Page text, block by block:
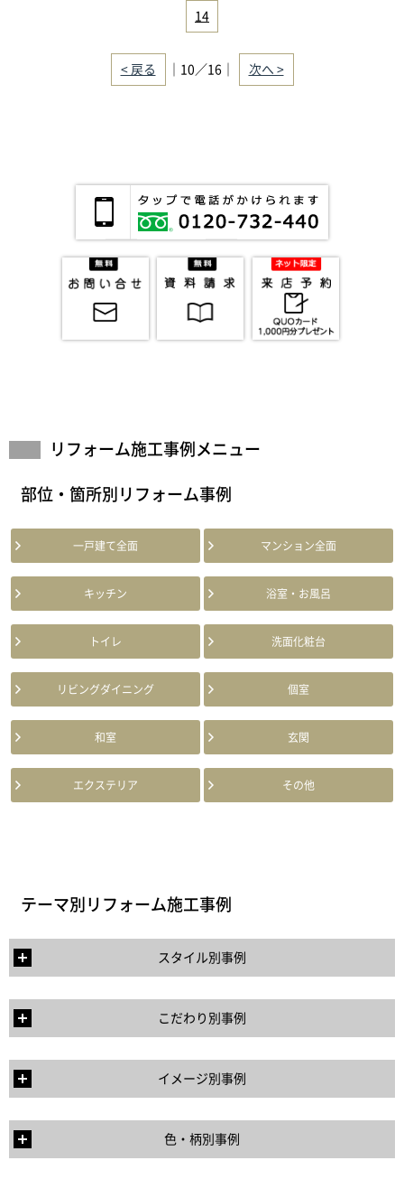
14
< 戻る ｜10／16｜ 次へ >
リフォーム施工事例メニュー
部位・箇所別リフォーム事例
一戸建て全面 マンション全面
キッチン 浴室・お風呂
トイレ 洗面化粧台
リビングダイニング 個室
和室 玄関
エクステリア その他
テーマ別リフォーム施工事例
スタイル別事例
こだわり別事例
イメージ別事例
色・柄別事例